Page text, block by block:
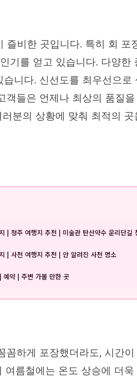
비한 곳입니다. 특히 회
기를 얻고 있습니다. 다양
니다. 신선도를 최우선으
들은 언제나 최상의 품질
분의 상황에 맞춰 최적의
| 청주 여행지 추천 | 미술관 탄산약수 운리단길
| 사천 여행지 추천 | 안 알려진 사천 명소
예약 | 주변 가볼 만한 곳
하게 포장했더라도, 시간
름철에는 온도 상승에 더